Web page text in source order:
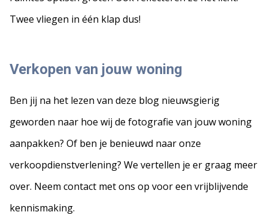
Twee vliegen in één klap dus!
Verkopen van jouw woning
Ben jij na het lezen van deze blog nieuwsgierig
geworden naar hoe wij de fotografie van jouw woning
aanpakken? Of ben je benieuwd naar onze
verkoopdienstverlening? We vertellen je er graag meer
over. Neem contact met ons op voor een vrijblijvende
kennismaking.